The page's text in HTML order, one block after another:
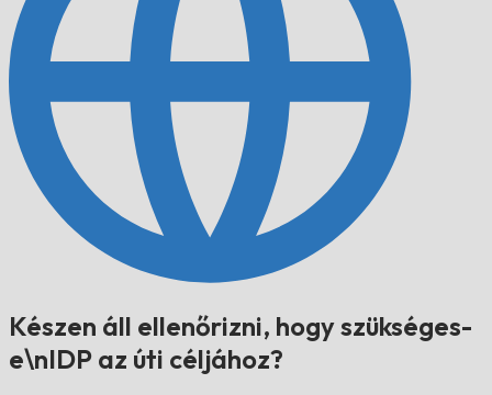
Készen áll ellenőrizni, hogy szükséges-
e\nIDP az úti céljához?